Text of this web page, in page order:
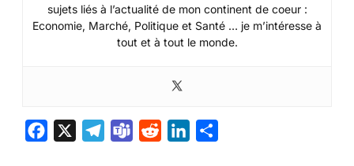
sujets liés à l’actualité de mon continent de coeur :
Economie, Marché, Politique et Santé … je m’intéresse à
tout et à tout le monde.